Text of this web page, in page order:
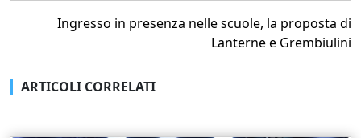
Ingresso in presenza nelle scuole, la proposta di
Lanterne e Grembiulini
ARTICOLI CORRELATI